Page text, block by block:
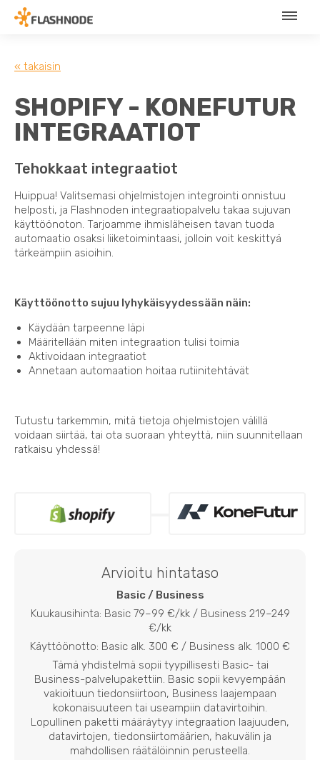
« takaisin
SHOPIFY - KONEFUTUR
INTEGRAATIOT
Tehokkaat integraatiot
Huippua! Valitsemasi ohjelmistojen integrointi onnistuu
helposti, ja Flashnoden integraatiopalvelu takaa sujuvan
käyttöönoton. Tarjoamme ihmisläheisen tavan tuoda
automaatio osaksi liiketoimintaasi, jolloin voit keskittyä
tärkeämpiin asioihin.
Käyttöönotto sujuu lyhykäisyydessään näin:
Käydään tarpeenne läpi
Määritellään miten integraation tulisi toimia
Aktivoidaan integraatiot
Annetaan automaation hoitaa rutiinitehtävät
Tutustu tarkemmin, mitä tietoja ohjelmistojen välillä
voidaan siirtää, tai ota suoraan yhteyttä, niin suunnitellaan
ratkaisu yhdessä!
Arvioitu hintataso
Basic / Business
Kuukausihinta: Basic 79–99 €/kk / Business 219–249
€/kk
Käyttöönotto: Basic alk. 300 € / Business alk. 1000 €
Tämä yhdistelmä sopii tyypillisesti Basic- tai
Business-palvelupakettiin. Basic sopii kevyempään
vakioituun tiedonsiirtoon, Business laajempaan
kokonaisuuteen tai useampiin datavirtoihin.
Lopullinen paketti määräytyy integraation laajuuden,
datavirtojen, tiedonsiirtomäärien, hakuvälin ja
mahdollisen räätälöinnin perusteella.